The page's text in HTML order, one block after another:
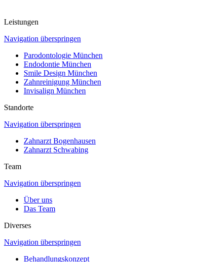
Leistungen
Navigation überspringen
Parodontologie München
Endodontie München
Smile Design München
Zahnreinigung München
Invisalign München
Standorte
Navigation überspringen
Zahnarzt Bogenhausen
Zahnarzt Schwabing
Team
Navigation überspringen
Über uns
Das Team
Diverses
Navigation überspringen
Behandlungskonzept